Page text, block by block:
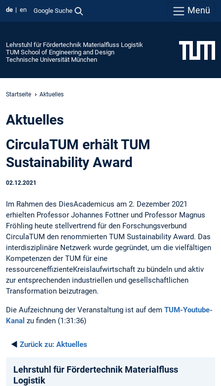
de en Google Suche Menü
Lehrstuhl für Fördertechnik Materialfluss Logistik
TUM School of Engineering and Design
Technische Universität München
Startseite Aktuelles
Aktuelles
CirculaTUM erhält TUM
Sustainability Award
02.12.2021
Im Rahmen des DiesAcademicus am 2. Dezember 2021
erhielten Professor Johannes Fottner und Professor Magnus
Fröhling heute stellvertrend für den Forschungsverbund
CirculaTUM den renommierten TUM Sustainability Award. Das
interdisziplinäre Netzwerk wurde gegründet, um die vielfältigen
Kompetenzen der TUM für eine
ressourceneffizienteKreislaufwirtschaft zu bündeln und aktiv
zur entsprechenden industriellen und gesellschaftlichen
Transformation beizutragen.
Die Aufzeichnung der Veranstaltung ist auf dem TUM-Youtube-
Kanal zu finden (1:31:36)
◄ Zurück zu: Aktuelles
Lehrstuhl für Fördertechnik Materialfluss
Logistik